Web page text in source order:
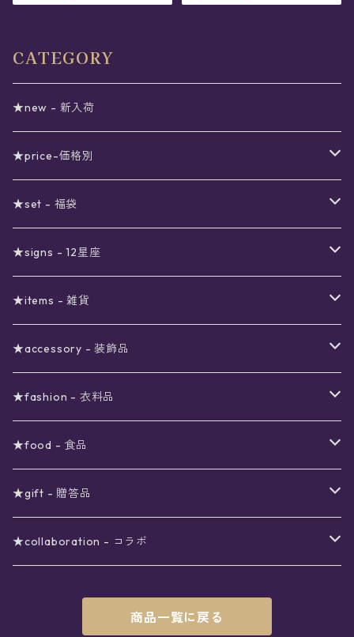
CATEGORY
★new - 新入荷
★price-価格別
セール
真夜中のSALE
予約限定SALE
〜1000円
〜2000円
〜3000円
〜4000円
〜5000円
〜6000円
〜7000円
★set - 福袋
12星座福袋
星の市福袋
★signs - 12星座
12星座ギフトセット
★items - 雑貨
ステーショナリー
ギフトボックス
ノート
メイクアップ
ネイルカラー
アロマスプレー
ポーチ
夜空の星月
扇子(うちわ)
インテリア
★accessory - 装飾品
ピアス
星
月
イヤリング
星
月
ネックレス
星
チョーカー
★fashion - 衣料品
ワンピース
スター
フラワー
トップス
ブラウス
ボトムス
レックウォーマー
★food - 食品
珈琲
紅茶
★gift - 贈答品
ラッピング用オプション
★collaboration - コラボ
商品一覧に戻る